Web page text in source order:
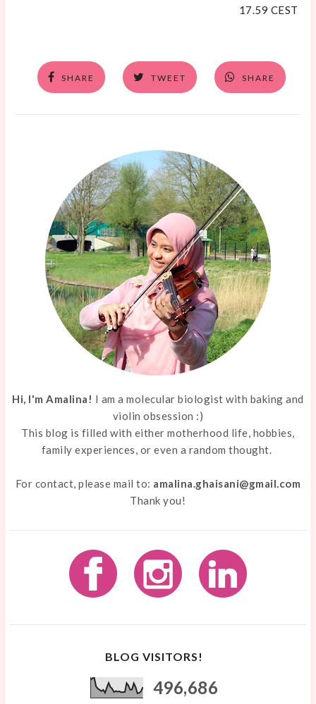
17.59 CEST
SHARE TWEET SHARE
Hi, I'm Amalina! I am a molecular biologist with baking and
violin obsession :)
This blog is filled with either motherhood life, hobbies,
family experiences, or even a random thought.
For contact, please mail to: amalina.ghaisani@gmail.com
Thank you!
BLOG VISITORS!
496,686